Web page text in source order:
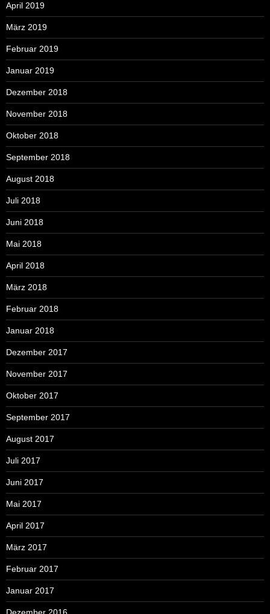
April 2019
März 2019
Februar 2019
Januar 2019
Dezember 2018
November 2018
Oktober 2018
September 2018
August 2018
Juli 2018
Juni 2018
Mai 2018
April 2018
März 2018
Februar 2018
Januar 2018
Dezember 2017
November 2017
Oktober 2017
September 2017
August 2017
Juli 2017
Juni 2017
Mai 2017
April 2017
März 2017
Februar 2017
Januar 2017